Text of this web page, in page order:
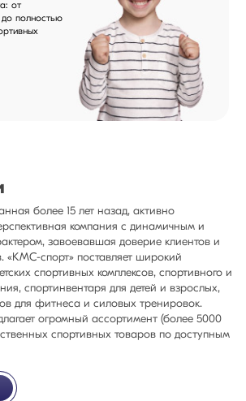
от
до полностью
более 15 лет назад, активно
компания с динамичным и
завоевавшая доверие клиентов и
«КМС-спорт» поставляет широкий
спортивных комплексов, спортивного и
спортинвентаря для детей и взрослых,
для фитнеса и силовых тренировок.
огромный ассортимент (более 5000
спортивных товаров по доступным